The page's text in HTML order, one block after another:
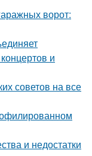
ворот:
и
советов на все
и недостатки